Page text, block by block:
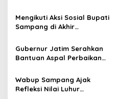
2025
Mengikuti Aksi Sosial Bupati
Sampang di Akhir
Bercengkerama, Salurkan
Bansos, dan Dengarkan
Keluh Kesah Kaum Duafa
Gubernur Jatim Serahkan
Bantuan Aspal Perbaikan
Sampang
Wabup Sampang Ajak
Refleksi Nilai Luhur